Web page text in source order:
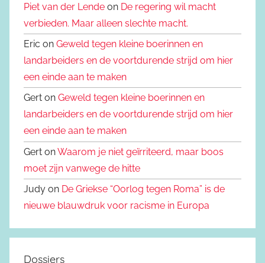
Piet van der Lende on De regering wil macht
verbieden. Maar alleen slechte macht.
Eric on Geweld tegen kleine boerinnen en
landarbeiders en de voortdurende strijd om hier
een einde aan te maken
Gert on Geweld tegen kleine boerinnen en
landarbeiders en de voortdurende strijd om hier
een einde aan te maken
Gert onWaarom je niet geïrriteerd, maar boos
moet zijn vanwege de hitte
Judy on De Griekse “Oorlog tegen Roma” is de
nieuwe blauwdruk voor racisme in Europa
Dossiers